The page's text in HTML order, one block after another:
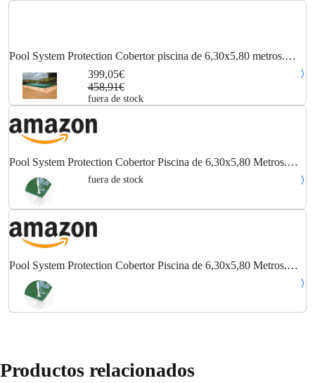
Pool System Protection Cobertor piscina de 6,30x5,80 metros.
Color Verde / Verde.399,05€
458,91€
fuera de stock
Pool System Protection Cobertor Piscina de 6,30x5,80 Metros.
Color Verde/Verde.fuera de stock
Pool System Protection Cobertor Piscina de 6,30x5,80 Metros.
Color Verde/Verde.
Productos relacionados